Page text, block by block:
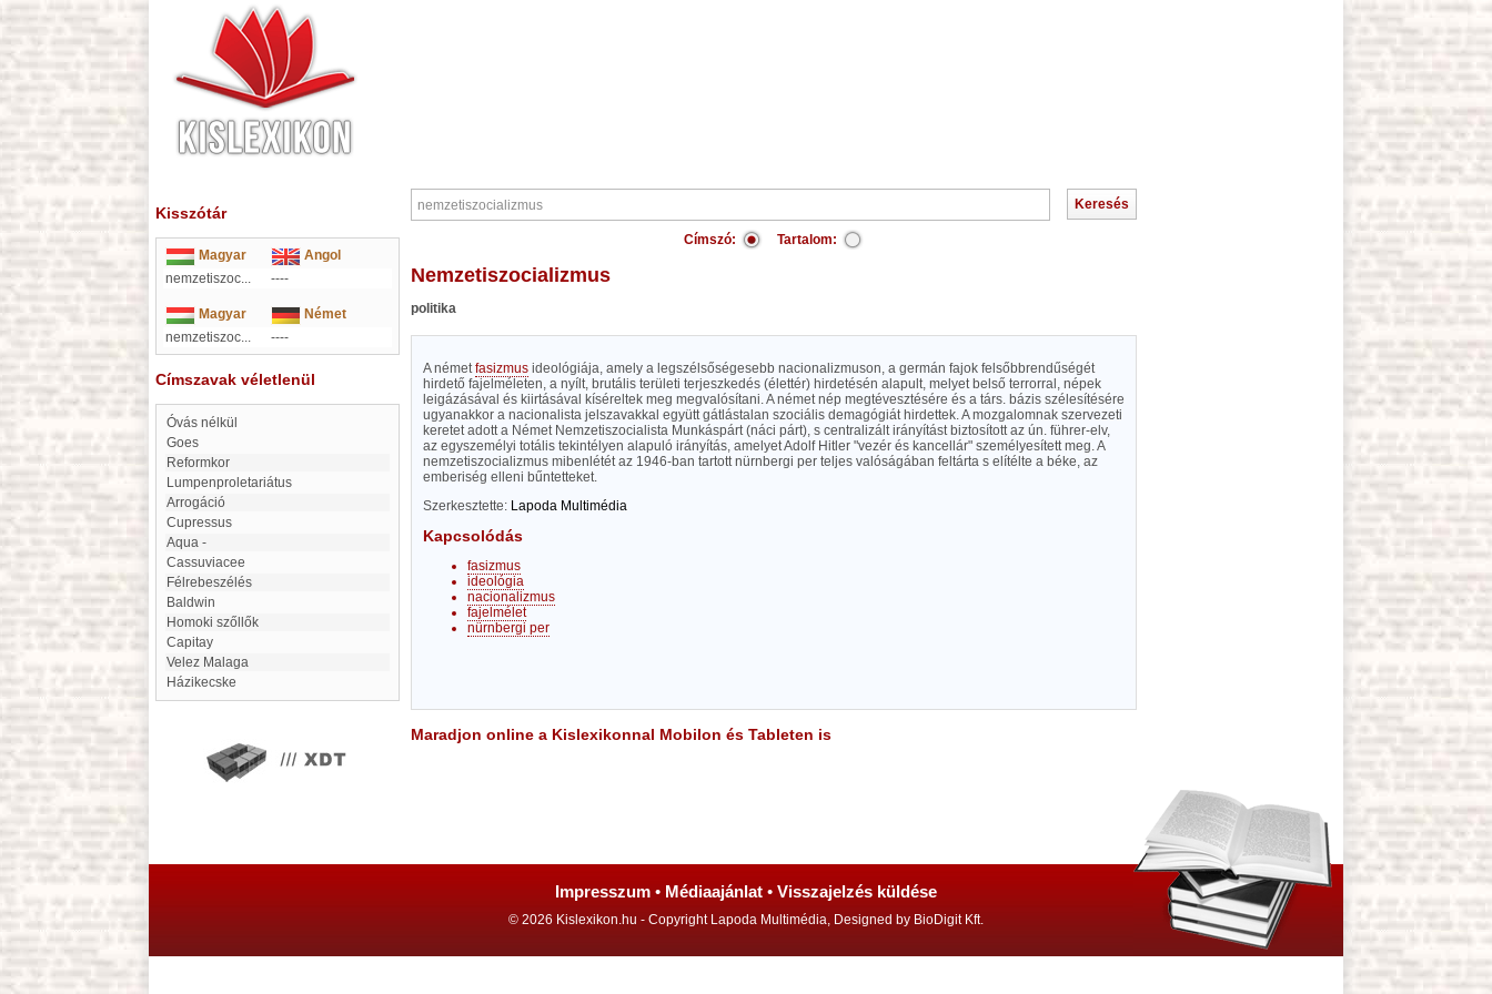
Kisszótár
Magyar
Angol
nemzetiszoc...
----
Magyar
Német
nemzetiszoc...
----
Címszavak véletlenül
Óvás nélkül
Goes
Reformkor
lumpenproletariátus
arrogáció
Cupressus
aqua -
Cassuviacee
Félrebeszélés
Baldwin
Homoki szőllők
Capitay
Velez Malaga
Házikecske
Címszó: Tartalom:
nemzetiszocializmus
politika
A németfasizmus ideológiája, amely a legszélsőségesebb nacionalizmuson, a germán fajok felsőbbrendűségét
hirdető fajelméleten, a nyílt, brutális területi terjeszkedés (élettér) hirdetésén alapult, melyet belső terrorral, népek
leigázásával és kiirtásával kíséreltek meg megvalósítani. A német nép megtévesztésére és a társ. bázis szélesítésére
ugyanakkor a nacionalista jelszavakkal együtt gátlástalan szociális demagógiát hirdettek. A mozgalomnak szervezeti
keretet adott a Német Nemzetiszocialista Munkáspárt (náci párt), s centralizált irányítást biztosított az ún. führer-elv,
az egyszemélyi totális tekintélyen alapuló irányítás, amelyet Adolf Hitler "vezér és kancellár" személyesített meg. A
nemzetiszocializmus mibenlétét az 1946-ban tartott nürnbergi per teljes valóságában feltárta s elítélte a béke, az
emberiség elleni bűntetteket.
Szerkesztette: Lapoda Multimédia
Kapcsolódás
fasizmus
ideológia
nacionalizmus
fajelmélet
nürnbergi per
Maradjon online a Kislexikonnal Mobilon és Tableten is
Impresszum • Médiaajánlat • Visszajelzés küldése
© 2026 Kislexikon.hu - Copyright Lapoda Multimédia, Designed by BioDigit Kft.